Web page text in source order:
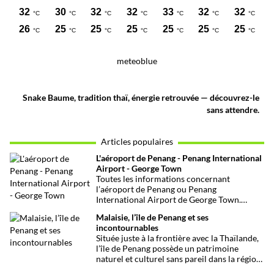
meteoblue
Snake Baume, tradition thaï, énergie retrouvée — découvrez-le
sans attendre.
Articles populaires
L'aéroport de Penang - Penang International
Airport - George Town
Toutes les informations concernant
l’aéroport de Penang ou Penang
International Airport de George Town.
astuces pour préparer au mieux son arrivée
ou son départ.
Malaisie, l’île de Penang et ses
incontournables
Située juste à la frontière avec la Thaïlande,
l’île de Penang possède un patrimoine
naturel et culturel sans pareil dans la région.